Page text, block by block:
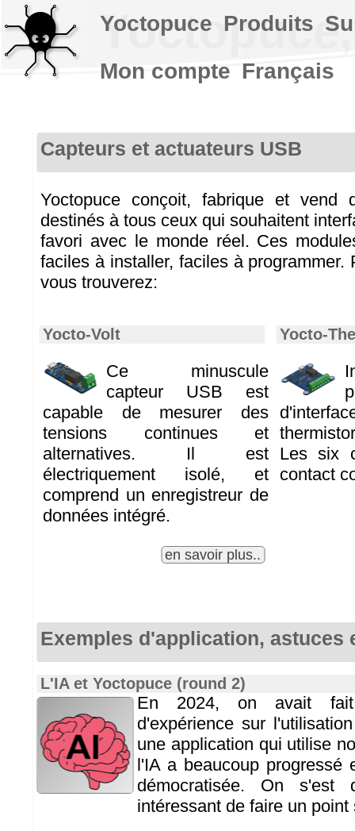
Capteurs et actuateurs USB
Yoctopuce conçoit, fabrique et vend
destinés à tous ceux qui souhaitent
favori avec le monde réel. Ces
faciles à installer, faciles à programmer.
vous trouverez:
Yocto-Volt
Ce minuscule
capteur USB est
capable de mesurer des
tensions continues et
alternatives. Il est
électriquement isolé, et
comprend un enregistreur de
données intégré.
en savoir plus..
Yocto-
Les six
contact
Exemples d'application, astuces
L'IA et Yoctopuce (round 2)
En 2024, on avait
d'expérience sur
une application qui utilise
l'IA a beaucoup progressé
démocratisée. On
intéressant de faire un
Yoctopuce Produits
Mon compte Français